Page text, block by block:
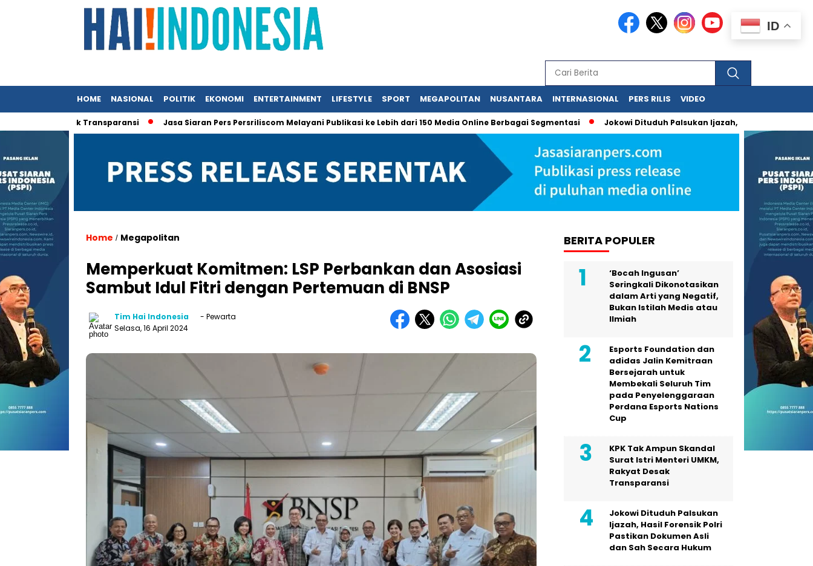
HOME NASIONAL POLITIK EKONOMI ENTERTAINMENT LIFESTYLE SPORT MEGAPOLITAN NUSANTARA INTERNASIONAL PERS RILIS VIDEO
Desak Transparansi Jasa Siaran Pers Persriliscom Melayani Publikasi ke Lebih dari 150 Media Online Berbagai Segmentasi Jokowi Dituduh Palsukan Ijazah, Hasil Forensik Polri
Home / Megapolitan
Memperkuat Komitmen: LSP Perbankan dan Asosiasi
Sambut Idul Fitri dengan Pertemuan di BNSP
Tim Hai Indonesia
- Pewarta
Selasa, 16 April 2024
BERITA POPULER
‘Bocah Ingusan’
Seringkali Dikonotasikan
dalam Arti yang Negatif,
Bukan Istilah Medis atau
Ilmiah
Esports Foundation dan
adidas Jalin Kemitraan
Bersejarah untuk
Membekali Seluruh Tim
pada Penyelenggaraan
Perdana Esports Nations
Cup
KPK Tak Ampun Skandal
Surat Istri Menteri UMKM,
Rakyat Desak
Transparansi
Jokowi Dituduh Palsukan
Ijazah, Hasil Forensik Polri
Pastikan Dokumen Asli
dan Sah Secara Hukum
ID